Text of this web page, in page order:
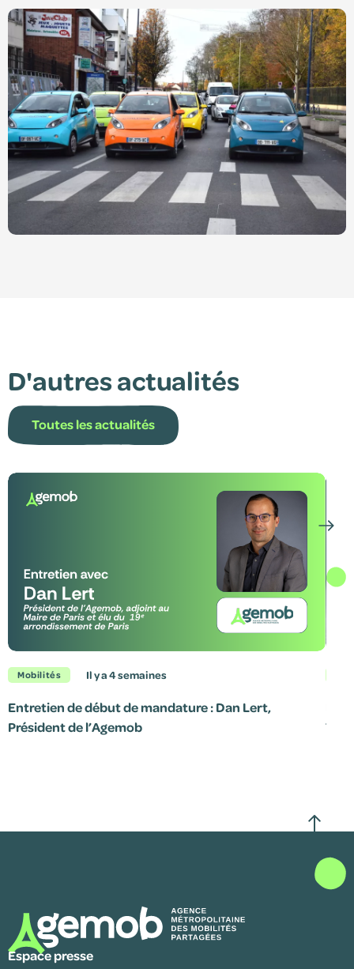
D'autres actualités
Toutes les actualités
Mobilités il y a 4 semaines
Entretien de début de mandature : Dan Lert,
Président de l’Agemob
7
Espace presse